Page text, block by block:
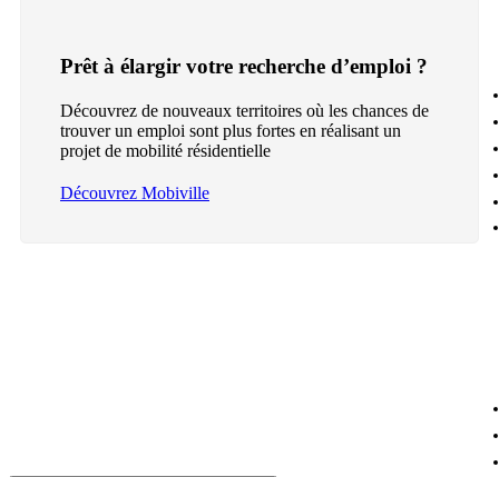
Prêt à élargir votre recherche d’emploi ?
Découvrez de nouveaux territoires où les chances de
trouver un emploi sont plus fortes en réalisant un
projet de mobilité résidentielle
Découvrez Mobiville